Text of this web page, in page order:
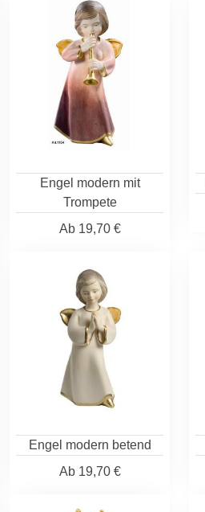
Engel modern mit
Trompete
Ab19,70 €
Engel modern betend
Ab19,70 €